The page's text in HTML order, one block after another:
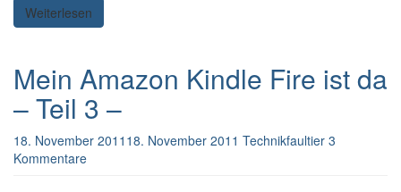
Weiterlesen
Mein Amazon Kindle Fire ist da
– Teil 3 –
18. November 2011 18. November 2011 Technikfaultier 3
Kommentare